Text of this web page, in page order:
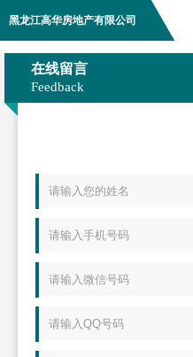
黑龙江高华房地产有限公司
在线留言
Feedback